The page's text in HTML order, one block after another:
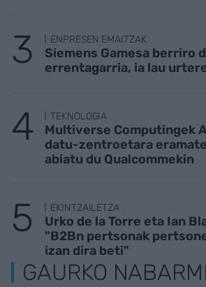
ENPRESEN EMAITZAK
Siemens Gamesa berriro
errentagarria, ia lau
TEKNOLOGIA
Multiverse Computingek
datu-zentroetara
abiatu du Qualcommekin
EKINTZAILETZA
Urko de la Torre eta Ian
"B2Bn pertsonak
izan dira beti"
GAURKO